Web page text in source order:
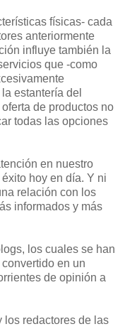
físicas- cada
anteriormente
influye también la
que -como
estantería del
de productos no
todas las opciones
en nuestro
hoy en día. Y ni
relación con los
informados y más
los cuales se han
en un
de opinión a
los redactores de las